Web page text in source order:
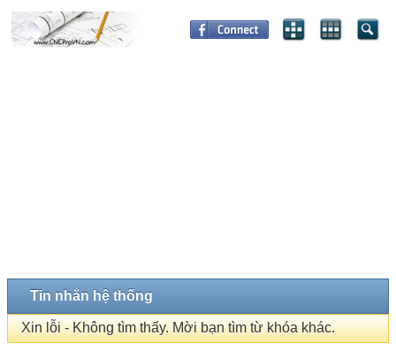
Tin nhắn hệ thống
Xin lỗi - Không tìm thấy. Mời bạn tìm từ khóa khác.